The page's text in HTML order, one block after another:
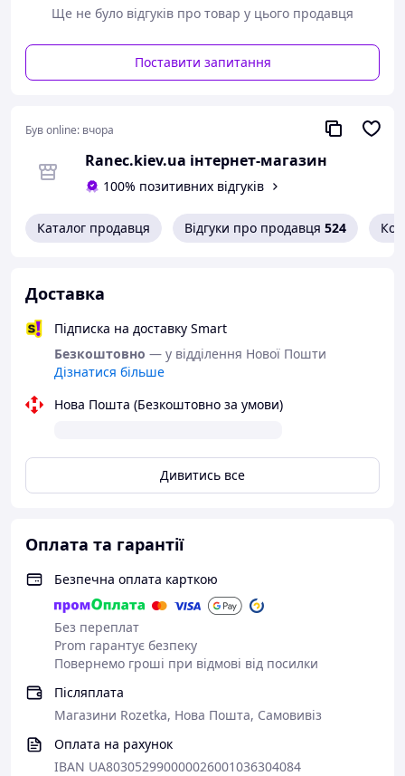
Ще не було відгуків про товар у цього продавця
Поставити запитання
Був online: вчора
Ranec.kiev.ua інтернет-магазин
100% позитивних відгуків
Каталог продавця Відгуки про продавця 524
Доставка
Підписка на доставку Smart
Безкоштовно — у відділення Нової Пошти
Дізнатися більше
Нова Пошта (Безкоштовно за умови)
Дивитись все
Оплата та гарантії
Безпечна оплата карткою
Без переплат
Prom гарантує безпеку
Повернемо гроші при відмові від посилки
Післяплата
Магазини Rozetka, Нова Пошта, Самовивіз
Оплата на рахунок
IBAN UA803052990000026001036304084